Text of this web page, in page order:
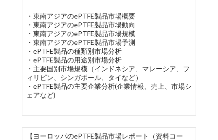
・東南アジアのePTFE製品市場概要
・東南アジアのePTFE製品市場動向
・東南アジアのePTFE製品市場規模
・東南アジアのePTFE製品市場予測
・ePTFE製品の種類別市場分析
・ePTFE製品の用途別市場分析
・主要国別市場規模（インドネシア、マレーシア、フ
ィリピン、シンガポール、タイなど）
・ePTFE製品の主要企業分析(企業情報、売上、市場シ
ェアなど)
【ヨーロッパのePTFE製品市場レポート（資料コー